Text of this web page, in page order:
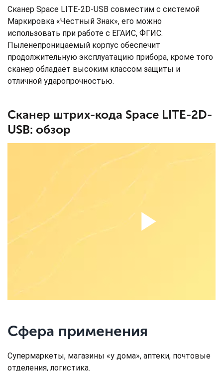
Сканер Space LITE-2D-USB совместим с системой
Маркировка «Честный Знак», его можно
использовать при работе с ЕГАИС, ФГИС.
Пыленепроницаемый корпус обеспечит
продолжительную эксплуатацию прибора, кроме того
сканер обладает высоким классом защиты и
отличной ударопрочностью.
Сканер штрих-кода Space LITE-2D-
USB: обзор
Сфера применения
Супермаркеты, магазины «у дома», аптеки, почтовые
отделения, логистика.